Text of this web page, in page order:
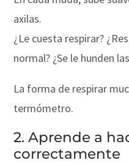
axilas.
¿Le cuesta respirar?
normal? ¿Se le hunden
La forma de respirar
termómetro.
2. Aprende a
correctamente